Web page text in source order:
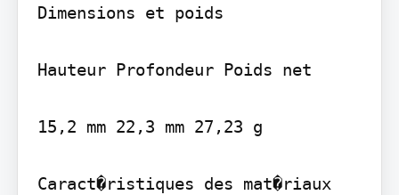
Dimensions et poids
Hauteur Profondeur Poids net
15,2 mm 22,3 mm 27,23 g